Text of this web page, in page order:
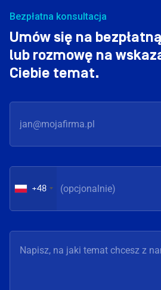
Bezpłatna konsultacja
Umów się na
lub rozmowę na
Ciebie temat.
+48